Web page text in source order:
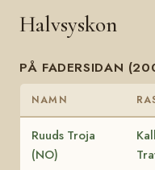
Halvsyskon
PÅ FADERSIDAN
NAMN
Ruuds Troja
(NO)